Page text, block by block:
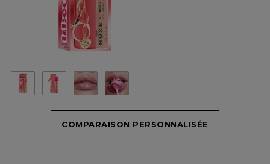
COMPARAISON PERSONNALISÉE